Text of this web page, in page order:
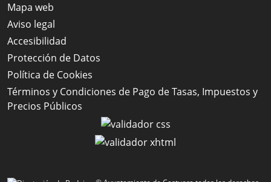
Mapa web
Aviso legal
Accesibilidad
Protección de Datos
Política de Cookies
Términos y Condiciones de Pago de Tasas, Impuestos y
Precios Públicos